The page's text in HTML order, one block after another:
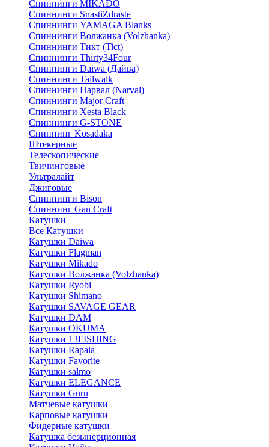
Спиннинги MIKADO
Спиннинги SnastiZdraste
Спиннинги YAMAGA Blanks
Спиннинги Волжанка (Volzhanka)
Спиннинги Тикт (Tict)
Спиннинги Thirty34Four
Спиннинги Daiwa (Дайва)
Спиннинги Tailwalk
Спиннинги Нарвал (Narval)
Спиннинги Major Craft
Спиннинги Xesta Black
Спиннинги G-STONE
Спиннинг Kosadaka
Штекерные
Телескопические
Твичинговые
Ультралайт
Джиговые
Спиннинги Bison
Спиннинг Gan Craft
Катушки
Все Катушки
Катушки Daiwa
Катушки Flagman
Катушки Mikado
Катушки Волжанка (Volzhanka)
Катушки Ryobi
Катушки Shimano
Катушки SAVAGE GEAR
Катушки DAM
Катушки OKUMA
Катушки 13FISHING
Катушки Rapala
Катушки Favorite
Катушки salmo
Катушки ELEGANCE
Катушки Guru
Матчевые катушки
Карповые катушки
Фидерные катушки
Катушка безынерционная